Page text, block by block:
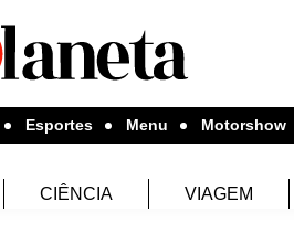
Esportes Menu Motorshow
CIÊNCIA VIAGEM